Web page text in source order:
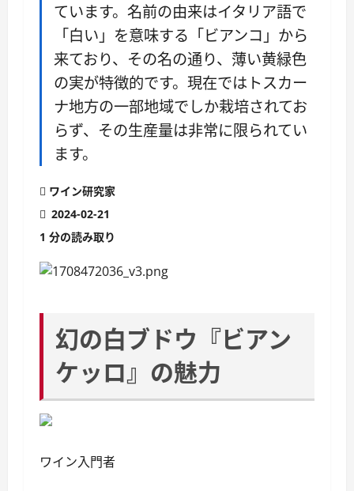
ています。名前の由来はイタリア語で
「白い」を意味する「ビアンコ」から
来ており、その名の通り、薄い黄緑色
の実が特徴的です。現在ではトスカー
ナ地方の一部地域でしか栽培されてお
らず、その生産量は非常に限られてい
ます。
ワイン研究家
2024-02-21
1 分の読み取り
幻の白ブドウ『ビアン
ケッロ』の魅力
ワイン入門者